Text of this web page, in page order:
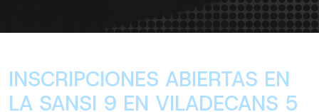
INSCRIPCIONES ABIERTAS EN
LA SANSI 9 EN VILADECANS 5